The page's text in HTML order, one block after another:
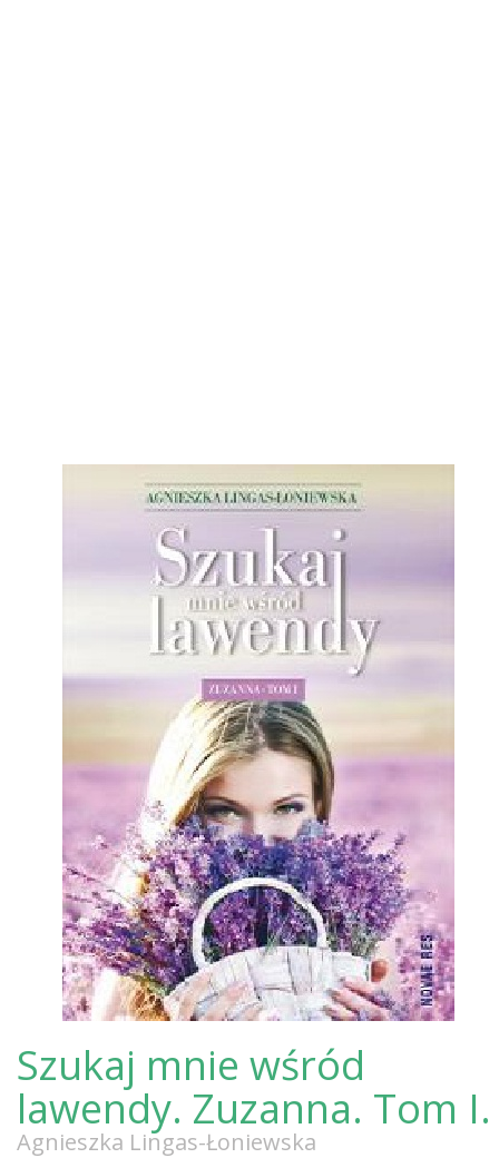
Szukaj mnie wśród
lawendy. Zuzanna. Tom I.
Agnieszka Lingas-Łoniewska